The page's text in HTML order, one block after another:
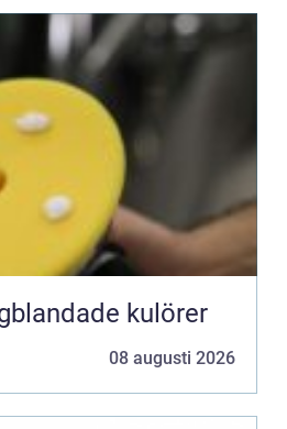
kulörer
08 augusti 2026